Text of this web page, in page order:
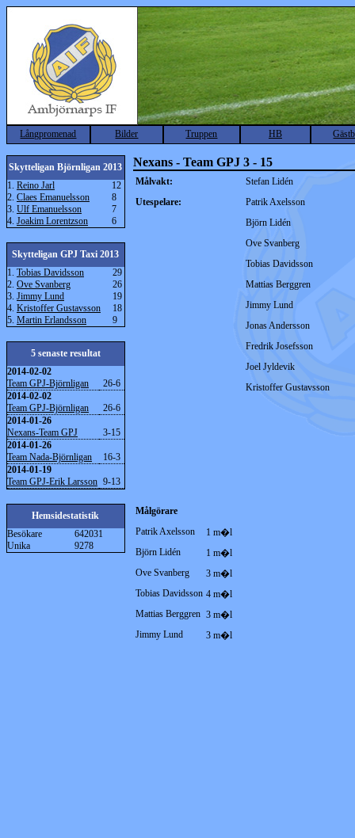
Långpromenad Bilder Truppen HB
Skytteligan Björnligan 2013
1. Reino Jarl
12
2. Claes Emanuelsson
8
3. Ulf Emanuelsson
7
4. Joakim Lorentzson 6
Skytteligan GPJ Taxi 2013
1. Tobias Davidsson
29
2. Ove Svanberg
26
3. Jimmy Lund
19
4. Kristoffer Gustavsson
18
5. Martin Erlandsson 9
5 senaste resultat
2014-02-02
Team GPJ-Björnligan
26-6
2014-02-02
Team GPJ-Björnligan
26-6
2014-01-26
Nexans-Team GPJ
3-15
2014-01-26
Team Nada-Björnligan
16-3
2014-01-19
Team GPJ-Erik Larsson 9-13
Hemsidestatistik
Besökare
642031
Unika
9278
Nexans - Team GPJ 3 - 15
Målvakt:
Stefan Lidén
Utespelare:
Patrik Axelsson
Björn Lidén
Ove Svanberg
Tobias Davidsson
Mattias Berggren
Jimmy Lund
Jonas Andersson
Fredrik Josefsson
Joel Jyldevik
Kristoffer Gustavsson
Målgörare
Patrik Axelsson
1 m�l
Björn Lidén
1 m�l
Ove Svanberg
3 m�l
Tobias Davidsson 4 m�l
Mattias Berggren 3 m�l
Jimmy Lund
3 m�l